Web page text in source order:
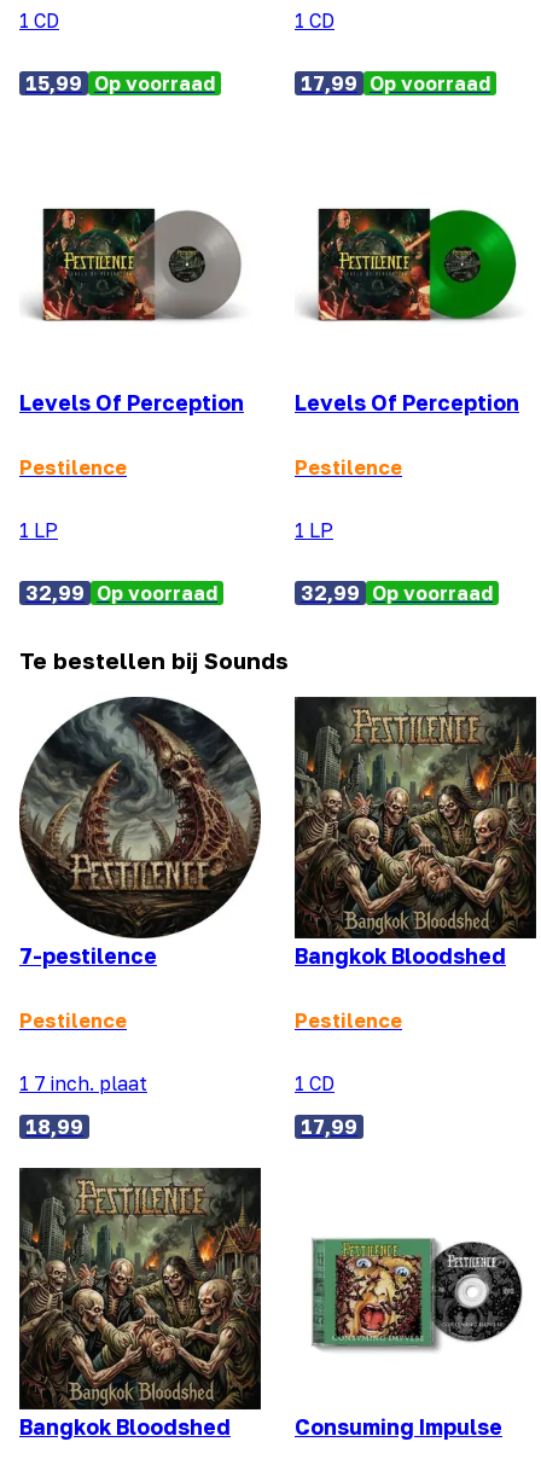
1 CD
15,99 Op voorraad
1 CD
17,99 Op voorraad
Levels Of Perception
Pestilence
1 LP
32,99 Op voorraad
Levels Of Perception
Pestilence
1 LP
32,99 Op voorraad
Te bestellen bij Sounds
7-pestilence
Pestilence
1 7 inch. plaat
18,99
Bangkok Bloodshed
Pestilence
1 CD
17,99
Bangkok Bloodshed Consuming Impulse